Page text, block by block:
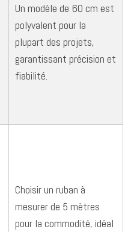
Un modèle de 60 cm est
polyvalent pour la
plupart des projets,
garantissant précision et
fiabilité.
Choisir un ruban à
mesurer de 5 mètres
pour la commodité, idéal